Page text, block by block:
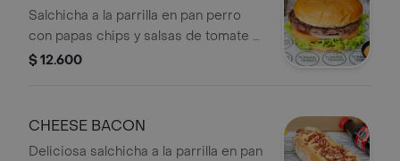
Salchicha a la parrilla en pan perro
con papas chips y salsas de tomate y
mostaza.
$ 12.600
CHEESE BACON
Deliciosa salchicha a la parrilla en pan